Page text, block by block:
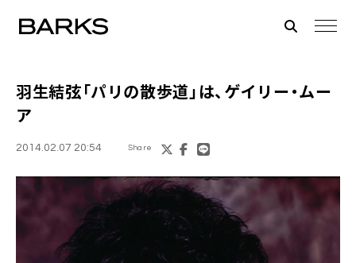
羽生結弦「パリの散歩道」は、 ゲイリー・ムー
ア
2014.02.07 20:54 Share